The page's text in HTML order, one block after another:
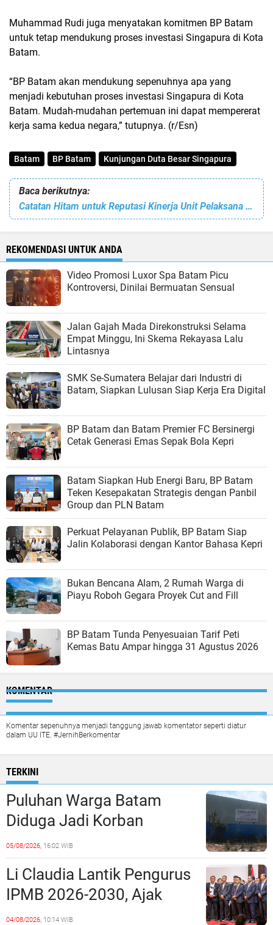
Muhammad Rudi juga menyatakan komitmen BP Batam
untuk tetap mendukung proses investasi Singapura di Kota
Batam.
“BP Batam akan mendukung sepenuhnya apa yang
menjadi kebutuhan proses investasi Singapura di Kota
Batam. Mudah-mudahan pertemuan ini dapat mempererat
kerja sama kedua negara,” tutupnya. (r/Esn)
Batam BP Batam Kunjungan Duta Besar Singapura
Baca berikutnya:
Catatan Hitam untuk Reputasi Kinerja Unit Pelaksana Damkar Kabupaten Lingga
REKOMENDASI UNTUK ANDA
Video Promosi Luxor Spa Batam Picu
Kontroversi, Dinilai Bermuatan Sensual
Jalan Gajah Mada Direkonstruksi Selama
Empat Minggu, Ini Skema Rekayasa Lalu
Lintasnya
SMK Se-Sumatera Belajar dari Industri di
Batam, Siapkan Lulusan Siap Kerja Era Digital
BP Batam dan Batam Premier FC Bersinergi
Cetak Generasi Emas Sepak Bola Kepri
Batam Siapkan Hub Energi Baru, BP Batam
Teken Kesepakatan Strategis dengan Panbil
Group dan PLN Batam
Perkuat Pelayanan Publik, BP Batam Siap
Jalin Kolaborasi dengan Kantor Bahasa Kepri
Bukan Bencana Alam, 2 Rumah Warga di
Piayu Roboh Gegara Proyek Cut and Fill
BP Batam Tunda Penyesuaian Tarif Peti
Kemas Batu Ampar hingga 31 Agustus 2026
KOMENTAR
Komentar sepenuhnya menjadi tanggung jawab komentator seperti diatur
dalam UU ITE. #JernihBerkomentar
TERKINI
Puluhan Warga Batam
Diduga Jadi Korban
Penipuan Kavling Hingga
Miliaran Rupiah, Laporan ke
Polda Kepri Jalan di
Tempat?
05/08/2026, 16:02 WIB
Li Claudia Lantik Pengurus
IPMB 2026-2030, Ajak
Perkuat Kerukunan dan
04/08/2026, 10:14 WIB